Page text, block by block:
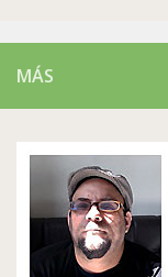
MÁS